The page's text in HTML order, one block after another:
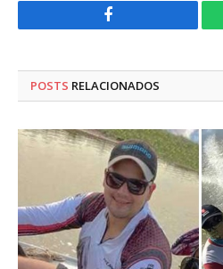
Facebook
POSTS RELACIONADOS